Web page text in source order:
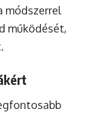
módszerrel
működését,